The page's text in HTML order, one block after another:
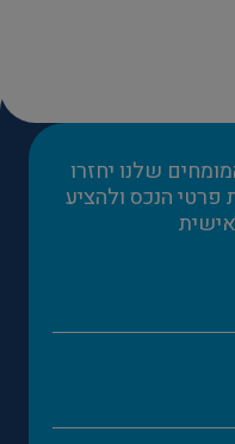
שלנו יחזרו
הנכס ולהציע